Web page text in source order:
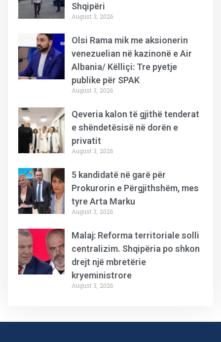
Shqipëri
August 3, 2026
Olsi Rama mik me aksionerin
venezuelian në kazinonë e Air
Albania/ Këlliçi: Tre pyetje
publike për SPAK
August 3, 2026
Qeveria kalon të gjithë tenderat
e shëndetësisë në dorën e
privatit
August 3, 2026
5 kandidatë në garë për
Prokurorin e Përgjithshëm, mes
tyre Arta Marku
August 3, 2026
Malaj: Reforma territoriale solli
centralizim. Shqipëria po shkon
drejt një mbretërie
kryeministrore
August 3, 2026